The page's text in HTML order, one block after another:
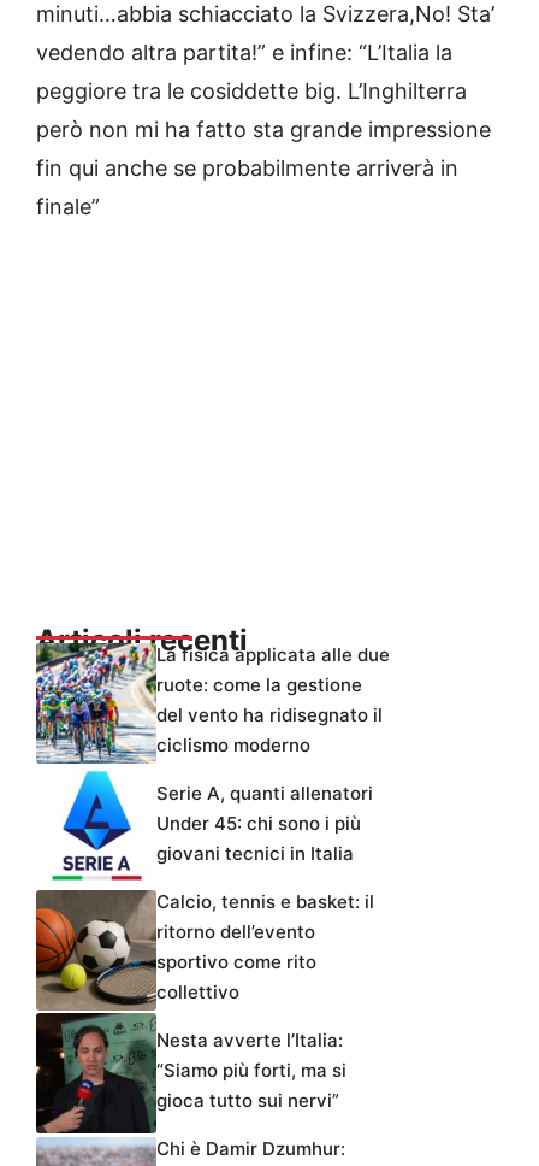
minuti…abbia schiacciato la Svizzera,No! Sta’
vedendo altra partita!” e infine: “L’Italia la
peggiore tra le cosiddette big. L’Inghilterra
però non mi ha fatto sta grande impressione
fin qui anche se probabilmente arriverà in
finale”
Articoli recentiLa fisica applicata alle due
ruote: come la gestione
del vento ha ridisegnato il
ciclismo moderno
Serie A, quanti allenatori
Under 45: chi sono i più
giovani tecnici in Italia
Calcio, tennis e basket: il
ritorno dell’evento
sportivo come rito
collettivo
Nesta avverte l’Italia:
“Siamo più forti, ma si
gioca tutto sui nervi”
Chi è Damir Dzumhur: